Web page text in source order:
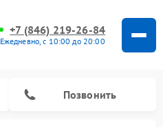
+7 (846) 219-26-84
Ежедневно, с 10:00 до 20:00
Позвонить